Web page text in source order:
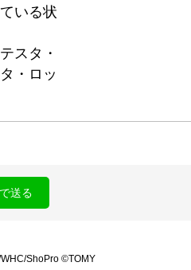
いる状
スタ・
・ロッ
送る
ShoPro ©TOMY